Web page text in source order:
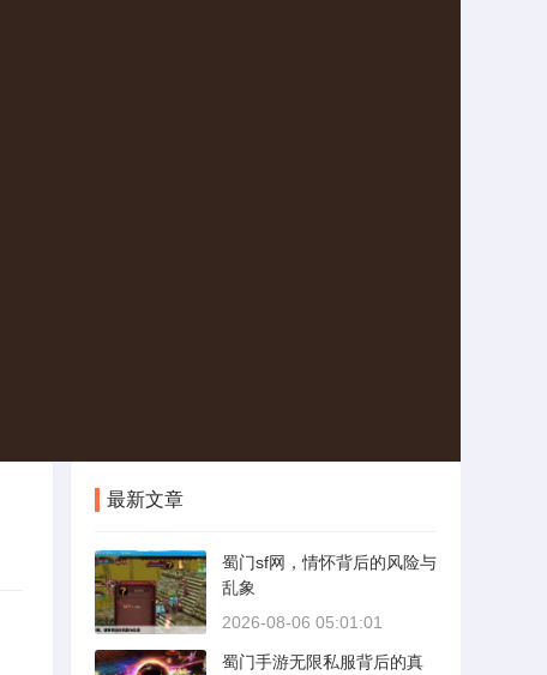
最新文章
蜀门sf网，情怀背后的风险与
乱象
2026-08-06 05:01:01
蜀门手游无限私服背后的真